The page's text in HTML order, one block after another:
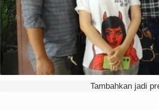
Tambahkan jadi